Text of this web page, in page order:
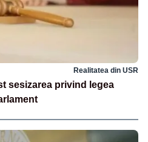
Realitatea din USR
sesizarea privind legea